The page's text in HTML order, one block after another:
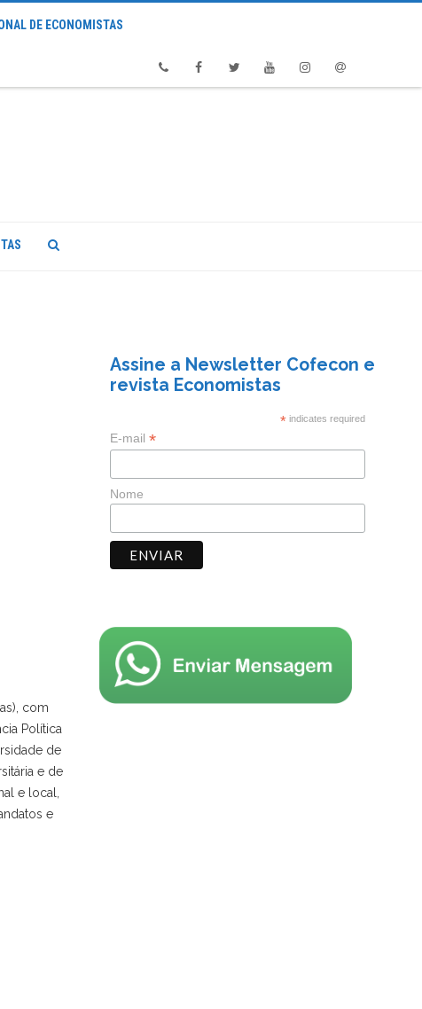
DE ECONOMISTAS
com
Política
de
e de
e local,
e
Assine a Newsletter Cofecon e
revista Economistas
* indicates required
E-mail *
Nome